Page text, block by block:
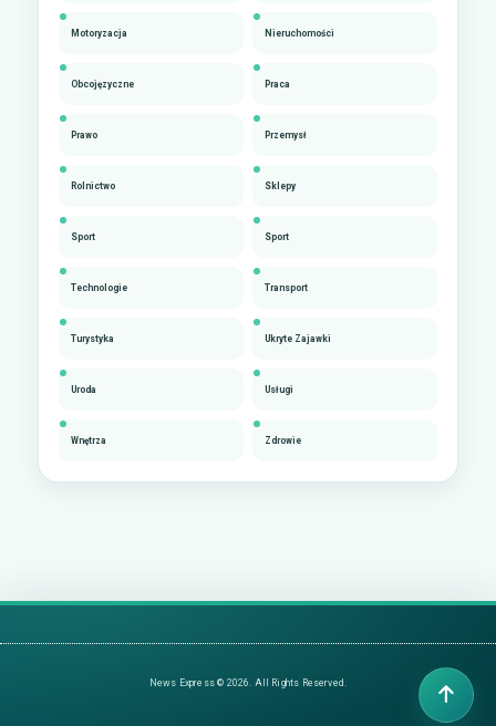
Motoryzacja Nieruchomości
Obcojęzyczne Praca
Prawo Przemysł
Rolnictwo Sklepy
Sport Sport
Technologie Transport
Turystyka Ukryte Zajawki
Uroda Usługi
Wnętrza Zdrowie
News Express © 2026. All Rights Reserved.